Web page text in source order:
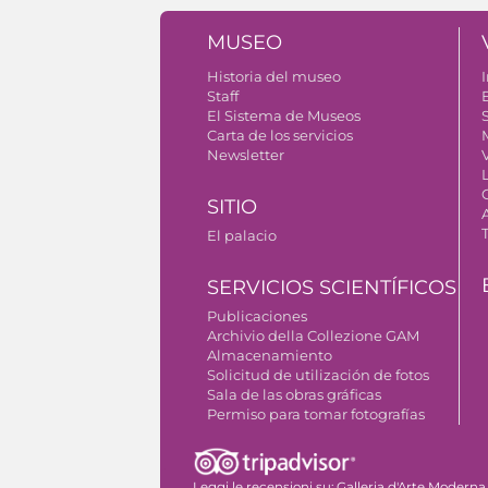
MUSEO
Historia del museo
Staff
El Sistema de Museos
Carta de los servicios
Newsletter
SITIO
El palacio
SERVICIOS SCIENTÍFICOS
Publicaciones
Archivio della Collezione GAM
Almacenamiento
Solicitud de utilización de fotos
Sala de las obras gráficas
Permiso para tomar fotografías